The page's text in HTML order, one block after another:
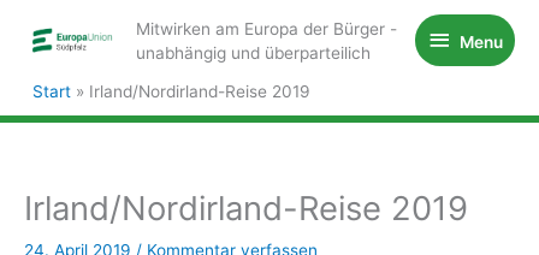
Inhalt
Mitwirken am Europa der Bürger -
unabhängig und überparteilich
Menu
Menu
Start Irland/Nordirland-Reise 2019
Irland/Nordirland-Reise 2019
24. April 2019 / Kommentar verfassen